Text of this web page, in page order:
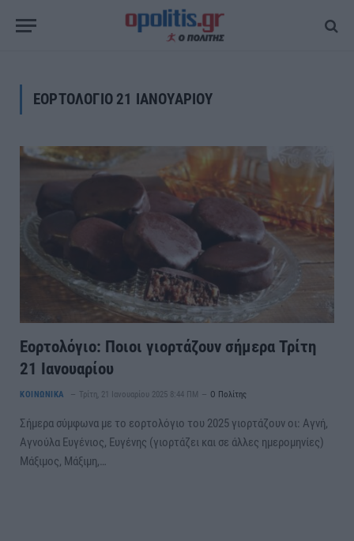
ΕΟΡΤΟΛΟΓΙΟ 21 ΙΑΝΟΥΑΡΙΟΥ
Εορτολόγιο: Ποιοι γιορτάζουν σήμερα Τρίτη
21 Ιανουαρίου
ΚΟΙΝΩΝΙΚΑ Τρίτη, 21 Ιανουαρίου 2025 8:44 ΠΜ Ο Πολίτης
Σήμερα σύμφωνα με το εορτολόγιο του 2025 γιορτάζουν οι: Αγνή,
Αγνούλα Ευγένιος, Ευγένης (γιορτάζει και σε άλλες ημερομηνίες)
Μάξιμος, Μάξιμη,…